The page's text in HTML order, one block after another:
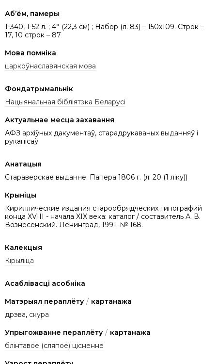
Аб’ём, памеры
1-340, 1-52 л. ; 4° (22,3 см) ; Набор (л. 83) – 150х109. Строк –
17, 10 строк – 87
Мова помніка
царкоўнаславянская мова
Фондатрымальнік
Нацыянальная бібліятэка Беларусі
Актуальнае месца захавання
АФЗ архіўных дакументаў, старадрукаваных выданняў і
рукапісаў
Анатацыя
Стараверскае выданне. Папера 1806 г. (л. 20 (1 ліку))
Крыніцы
Кириллические издания старообрядческих типографий
конца XVIII - начала XIX века: каталог / составитель А. В.
Вознесенский. Ленинград, 1991. № 168.
Калекцыя
Кірыліца
Асаблівасці асобніка
Матэрыял пераплёту / картанажа
дрэва, скура
Упрыгожванне пераплёту / картанажа
блінтавое (сляпое) цісненне